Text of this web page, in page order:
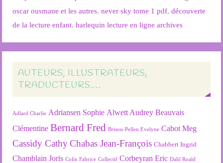
oscar ousmane et les autres,never sky tome 1 pdf,découverte
de la lecture enfant,harlequin lecture en ligne archives
AUTEURS, ILLUSTRATEURS,
TRADUCTEURS….
Adlard Charlie Adriansen Sophie Alwett Audrey Beauvais
Clémentine Bernard Fred Brisou-Pellen Evelyne Cabot Meg
Cassidy Cathy Chabas Jean-François Chabbert Ingrid
Chamblain Joris Colin Fabrice Collectif Corbeyran Eric Dahl Roald